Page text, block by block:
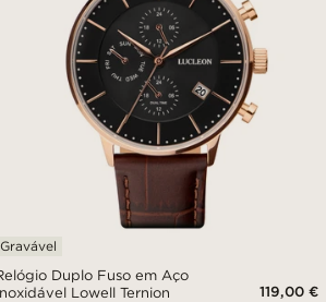
Duplo Fuso em Aço
Lowell Ternion
Gravável
119,00 €